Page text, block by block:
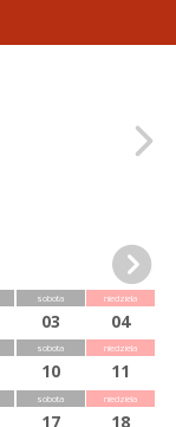
sobota
03
niedziela
04
sobota
10
niedziela
11
sobota
17
niedziela
18